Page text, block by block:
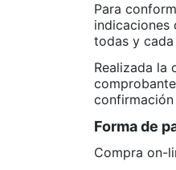
Para
indicaciones
todas y
Realizada la
Forma de
Compra on-